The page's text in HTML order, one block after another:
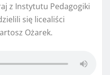
z Instytutu Pedagogiki
się licealiści
Ożarek.